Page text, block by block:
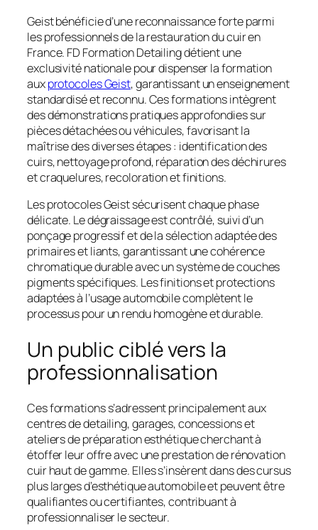
Geist bénéficie d’une reconnaissance forte parmi
les professionnels de la restauration du cuir en
France. FD Formation Detailing détient une
exclusivité nationale pour dispenser la formation
auxprotocoles Geist, garantissant un enseignement
standardisé et reconnu. Ces formations intègrent
des démonstrations pratiques approfondies sur
pièces détachées ou véhicules, favorisant la
maîtrise des diverses étapes : identification des
cuirs, nettoyage profond, réparation des déchirures
et craquelures, recoloration et finitions.
Les protocoles Geist sécurisent chaque phase
délicate. Le dégraissage est contrôlé, suivi d’un
ponçage progressif et de la sélection adaptée des
primaires et liants, garantissant une cohérence
chromatique durable avec un système de couches
pigments spécifiques. Les finitions et protections
adaptées à l’usage automobile complètent le
processus pour un rendu homogène et durable.
Un public ciblé vers la
professionnalisation
Ces formations s’adressent principalement aux
centres de detailing, garages, concessions et
ateliers de préparation esthétique cherchant à
étoffer leur offre avec une prestation de rénovation
cuir haut de gamme. Elles s’insèrent dans des cursus
plus larges d’esthétique automobile et peuvent être
qualifiantes ou certifiantes, contribuant à
professionnaliser le secteur.